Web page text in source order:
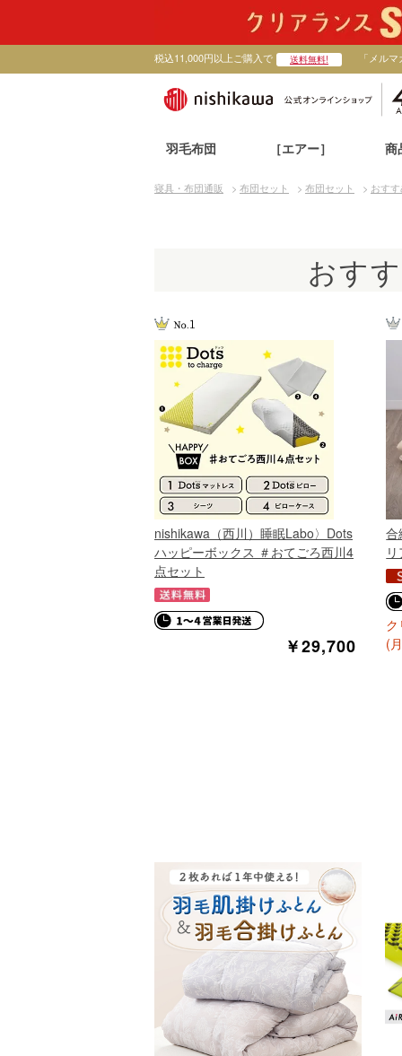
税込11,000円以上ご購入で 送料無料! 「メル
羽毛布団 ［エアー］ 商
寝具・布団通販 > 布団セット > 布団セット > おす
おす
nishikawa（西川）睡眠Labo〉Dots
ハッピーボックス ＃おてごろ西川4
点セット
￥29,700
合
(